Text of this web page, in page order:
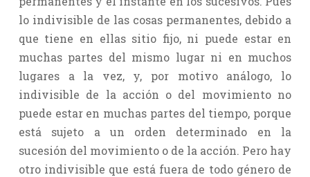
lo indivisible de las cosas permanentes, debido a
que tiene en ellas sitio fijo, ni puede estar en
muchas partes del mismo lugar ni en muchos
lugares a la vez, y, por motivo análogo, lo
indivisible de la acción o del movimiento no
puede estar en muchas partes del tiempo, porque
está sujeto a un orden determinado en la
sucesión del movimiento o de la acción. Pero hay
otro indivisible que está fuera de todo género de